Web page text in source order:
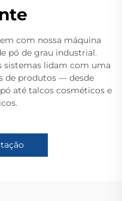
com nossa máquina
pó de grau industrial.
sistemas lidam com uma
de produtos — desde
até talcos cosméticos e